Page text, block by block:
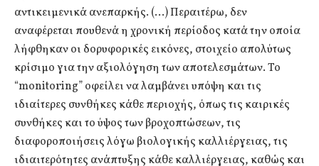
αντικειμενικά ανεπαρκής. (…) Περαιτέρω, δεν
αναφέρεται πουθενά η χρονική περίοδος κατά την οποία
λήφθηκαν οι δορυφορικές εικόνες, στοιχείο απολύτως
κρίσιμο για την αξιολόγηση των αποτελεσμάτων. Το
“monitoring” οφείλει να λαμβάνει υπόψη και τις
ιδιαίτερες συνθήκες κάθε περιοχής, όπως τις καιρικές
συνθήκες και το ύψος των βροχοπτώσεων, τις
διαφοροποιήσεις λόγω βιολογικής καλλιέργειας, τις
ιδιαιτερότητες ανάπτυξης κάθε καλλιέργειας, καθώς και